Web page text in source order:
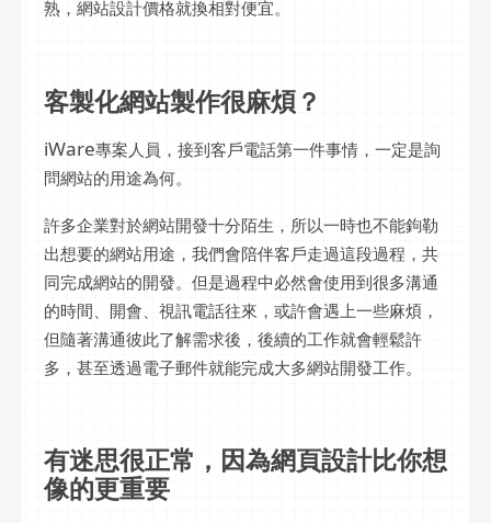
熟，網站設計價格就換相對便宜。
客製化網站製作很麻煩？
iWare專案人員，接到客戶電話第一件事情，一定是詢
問網站的用途為何。
許多企業對於網站開發十分陌生，所以一時也不能鉤勒
出想要的網站用途，我們會陪伴客戶走過這段過程，共
同完成網站的開發。但是過程中必然會使用到很多溝通
的時間、開會、視訊電話往來，或許會遇上一些麻煩，
但隨著溝通彼此了解需求後，後續的工作就會輕鬆許
多，甚至透過電子郵件就能完成大多網站開發工作。
有迷思很正常，因為網頁設計比你想
像的更重要